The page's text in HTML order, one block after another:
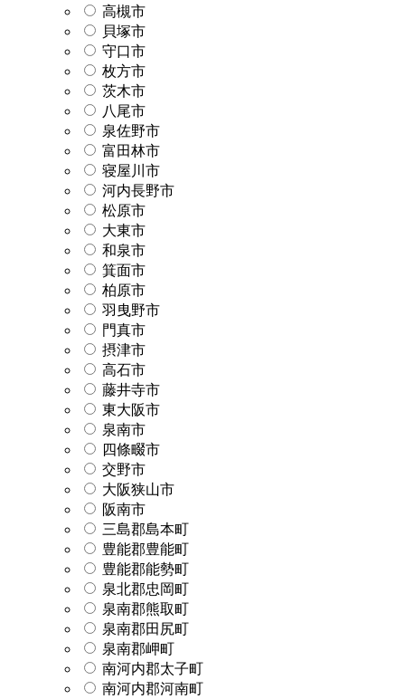
高槻市
貝塚市
守口市
枚方市
茨木市
八尾市
泉佐野市
富田林市
寝屋川市
河内長野市
松原市
大東市
和泉市
箕面市
柏原市
羽曳野市
門真市
摂津市
高石市
藤井寺市
東大阪市
泉南市
四條畷市
交野市
大阪狭山市
阪南市
三島郡島本町
豊能郡豊能町
豊能郡能勢町
泉北郡忠岡町
泉南郡熊取町
泉南郡田尻町
泉南郡岬町
南河内郡太子町
南河内郡河南町